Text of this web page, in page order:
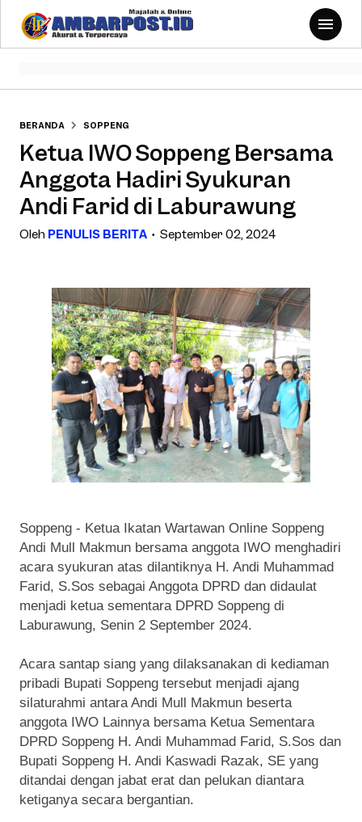
BERANDA SOPPENG
Ketua IWO Soppeng Bersama
Anggota Hadiri Syukuran
Andi Farid di Laburawung
Oleh PENULIS BERITA September 02, 2024
Soppeng - Ketua Ikatan Wartawan Online Soppeng
Andi Mull Makmun bersama anggota IWO menghadiri
acara syukuran atas dilantiknya H. Andi Muhammad
Farid, S.Sos sebagai Anggota DPRD dan didaulat
menjadi ketua sementara DPRD Soppeng di
Laburawung, Senin 2 September 2024.
Acara santap siang yang dilaksanakan di kediaman
pribadi Bupati Soppeng tersebut menjadi ajang
silaturahmi antara Andi Mull Makmun beserta
anggota IWO Lainnya bersama Ketua Sementara
DPRD Soppeng H. Andi Muhammad Farid, S.Sos dan
Bupati Soppeng H. Andi Kaswadi Razak, SE yang
ditandai dengan jabat erat dan pelukan diantara
ketiganya secara bergantian.